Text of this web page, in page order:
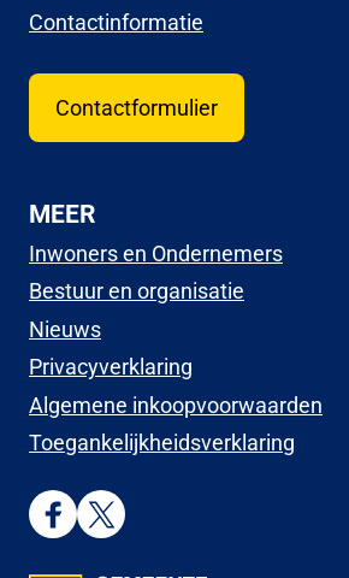
Contactinformatie
Contactformulier
MEER
Inwoners en Ondernemers
Bestuur en organisatie
Nieuws
Privacyverklaring
Algemene inkoopvoorwaarden
Toegankelijkheidsverklaring